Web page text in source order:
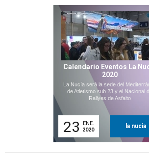
Calendario Eventos La
2020
La Nucía será la sede del
de Atletismo sub 23 y el Nacional
Rallyes de Asfalto
23
ENE.
2020
la nucia